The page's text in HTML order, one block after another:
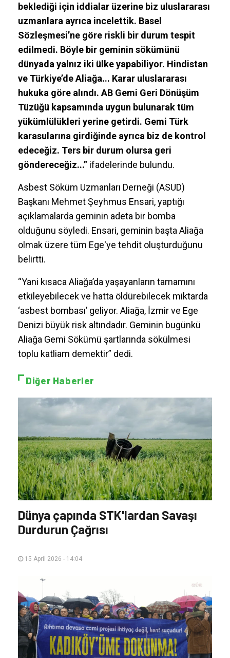
beklediği için iddialar üzerine biz uluslararası
uzmanlara ayrıca incelettik. Basel
Sözleşmesi’ne göre riskli bir durum tespit
edilmedi. Böyle bir geminin sökümünü
dünyada yalnız iki ülke yapabiliyor. Hindistan
ve Türkiye’de Aliağa... Karar uluslararası
hukuka göre alındı. AB Gemi Geri Dönüşüm
Tüzüğü kapsamında uygun bulunarak tüm
yükümlülükleri yerine getirdi. Gemi Türk
karasularına girdiğinde ayrıca biz de kontrol
edeceğiz. Ters bir durum olursa geri
göndereceğiz...” ifadelerinde bulundu.
Asbest Söküm Uzmanları Derneği (ASUD)
Başkanı Mehmet Şeyhmus Ensari, yaptığı
açıklamalarda geminin adeta bir bomba
olduğunu söyledi. Ensari, geminin başta Aliağa
olmak üzere tüm Ege'ye tehdit oluşturduğunu
belirtti.
“Yani kısaca Aliağa’da yaşayanların tamamını
etkileyebilecek ve hatta öldürebilecek miktarda
‘asbest bombası’ geliyor. Aliağa, İzmir ve Ege
Denizi büyük risk altındadır. Geminin bugünkü
Aliağa Gemi Sökümü şartlarında sökülmesi
toplu katliam demektir” dedi.
Diğer Haberler
Dünya çapında STK'lardan Savaşı
Durdurun Çağrısı
15 April 2026 - 14:04